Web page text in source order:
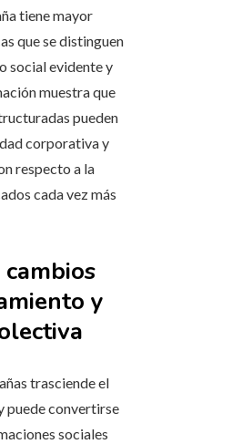
tiene mayor
que se distinguen
social evidente y
muestra que
pueden
corporativa y
respecto a la
cada vez más
y
trasciende el
puede convertirse
sociales